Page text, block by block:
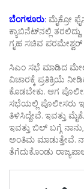
ಬೆಂಗಳೂರು: ಮೈಕ್ರೋ
ಕ್ಯಾಬಿನೆಟ್‌ನಲ್ಲಿ
ಗೃಹ ಸಚಿವ ಪರಮೇಶ್ವರ್
ಸಿಎಂ ಸಭೆ ಮಾಡಿದ ಮೇಲೂ
ವಿಚಾರಕ್ಕೆ ಪ್ರತಿಕ್ರಿಯೆ
ಕೊಡಬೇಕು. ಆಗ
ಸಭೆಯಲ್ಲಿ ಪೊಲೀಸರು
ತಿಳಿಸಿದ್ದೇವೆ. ಇವತ್ತು
ಇವತ್ತು ಬಿಲ್ ಬಗ್ಗೆ
ಅಂತಿಮ ಮಾಡುತ್ತೇವೆ.
ತೆಗೆದುಕೊಂಡು